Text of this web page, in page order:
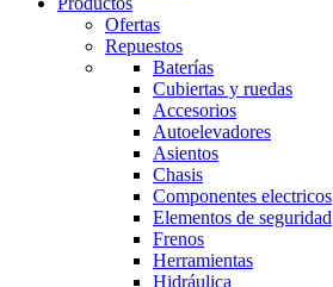
Ofertas
Repuestos
Baterías
Cubiertas y ruedas
Accesorios
Autoelevadores
Asientos
Chasis
Componentes electricos
Elementos de seguridad
Frenos
Herramientas
Hidráulica